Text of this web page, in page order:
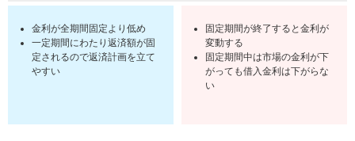
金利が全期間固定より低め
一定期間にわたり返済額が固
定されるので返済計画を立て
やすい
固定期間が終了すると金利が
変動する
固定期間中は市場の金利が下
がっても借入金利は下がらな
い